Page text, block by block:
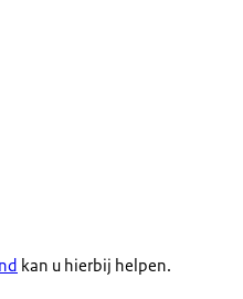
kan u hierbij helpen.